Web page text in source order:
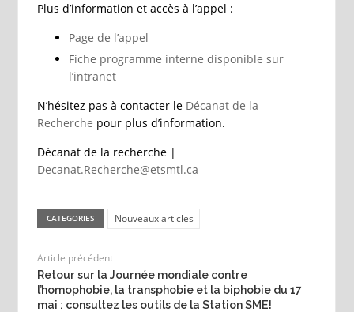
Plus d’information et accès à l’appel :
Page de l’appel
Fiche programme interne disponible sur
l’intranet
N’hésitez pas à contacter le Décanat de la
Recherche pour plus d’information.
Décanat de la recherche |
Decanat.Recherche@etsmtl.ca
CATEGORIES Nouveaux articles
Article précédent
Retour sur la Journée mondiale contre
l’homophobie, la transphobie et la biphobie du 17
mai : consultez les outils de la Station SME!